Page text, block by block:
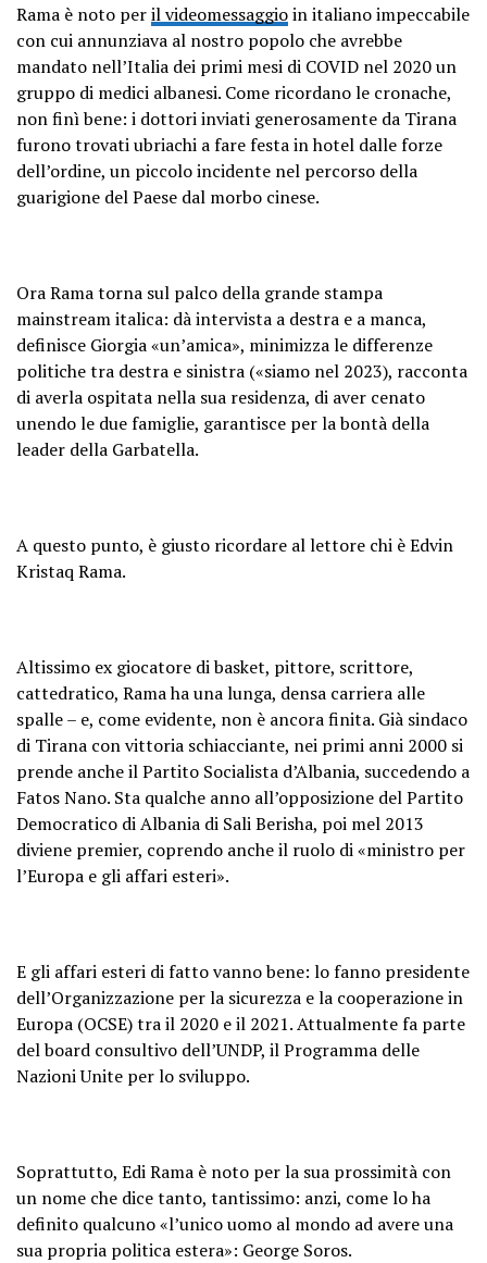
Rama è noto peril videomessaggioin italiano impeccabile
con cui annunziava al nostro popolo che avrebbe
mandato nell’Italia dei primi mesi di COVID nel 2020 un
gruppo di medici albanesi. Come ricordano le cronache,
non finì bene: i dottori inviati generosamente da Tirana
furono trovati ubriachi a fare festa in hotel dalle forze
dell’ordine, un piccolo incidente nel percorso della
guarigione del Paese dal morbo cinese.
Ora Rama torna sul palco della grande stampa
mainstream italica: dà intervista a destra e a manca,
definisce Giorgia «un’amica», minimizza le differenze
politiche tra destra e sinistra («siamo nel 2023), racconta
di averla ospitata nella sua residenza, di aver cenato
unendo le due famiglie, garantisce per la bontà della
leader della Garbatella.
A questo punto, è giusto ricordare al lettore chi è Edvin
Kristaq Rama.
Altissimo ex giocatore di basket, pittore, scrittore,
cattedratico, Rama ha una lunga, densa carriera alle
spalle – e, come evidente, non è ancora finita. Già sindaco
di Tirana con vittoria schiacciante, nei primi anni 2000 si
prende anche il Partito Socialista d’Albania, succedendo a
Fatos Nano. Sta qualche anno all’opposizione del Partito
Democratico di Albania di Sali Berisha, poi mel 2013
diviene premier, coprendo anche il ruolo di «ministro per
l’Europa e gli affari esteri».
E gli affari esteri di fatto vanno bene: lo fanno presidente
dell’Organizzazione per la sicurezza e la cooperazione in
Europa (OCSE) tra il 2020 e il 2021. Attualmente fa parte
del board consultivo dell’UNDP, il Programma delle
Nazioni Unite per lo sviluppo.
Soprattutto, Edi Rama è noto per la sua prossimità con
un nome che dice tanto, tantissimo: anzi, come lo ha
definito qualcuno «l’unico uomo al mondo ad avere una
sua propria politica estera»: George Soros.